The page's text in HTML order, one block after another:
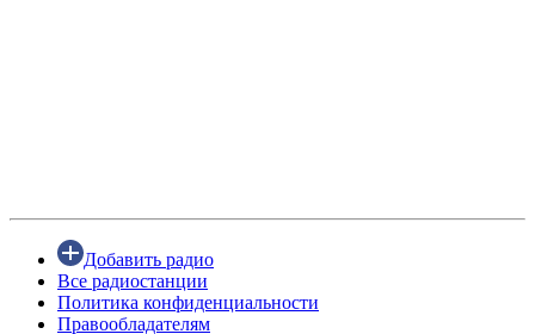
Добавить радио
Все радиостанции
Политика конфиденциальности
Правообладателям